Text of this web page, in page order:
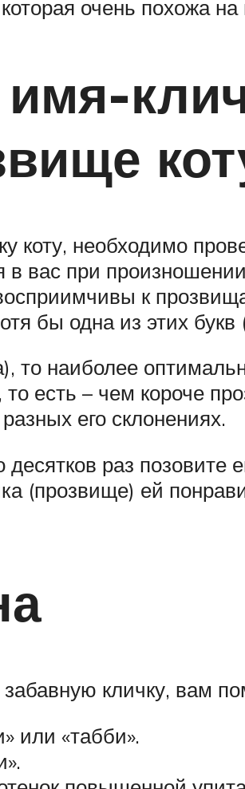
очень похожа
необходимо
вас при
к
бы одна из этих букв
то наиболее
есть – чем короче
его склонениях.
десятков раз
(прозвище) ей
кличку, вам
или «табби».